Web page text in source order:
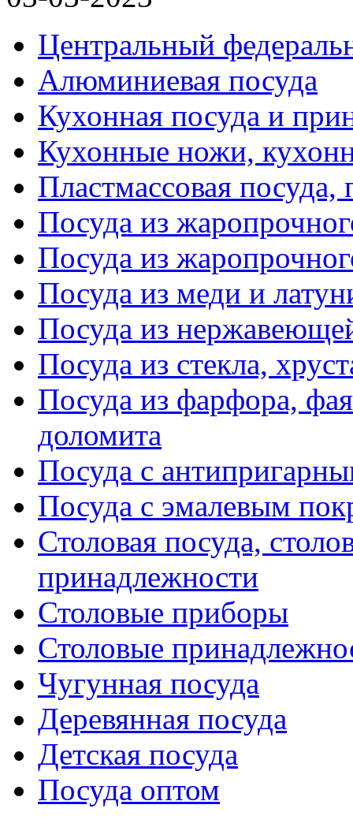
Центральный
Алюминиевая посуда
Кухонная посуда и
Кухонные ножи,
Пластмассовая
Посуда из
Посуда из
Посуда из меди и
Посуда из
Посуда из стекла,
Посуда из фарфора,
доломита
Посуда с
Посуда с эмалевым
Столовая посуда,
принадлежности
Столовые приборы
Столовые
Чугунная посуда
Деревянная посуда
Детская посуда
Посуда оптом